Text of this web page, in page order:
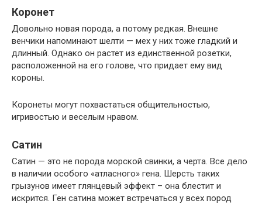
Коронет
Довольно новая порода, а потому редкая. Внешне
венчики напоминают шелти — мех у них тоже гладкий и
длинный. Однако он растет из единственной розетки,
расположенной на его голове, что придает ему вид
короны.
Коронеты могут похвастаться общительностью,
игривостью и веселым нравом.
Сатин
Сатин — это не порода морской свинки, а черта. Все дело
в наличии особого «атласного» гена. Шерсть таких
грызунов имеет глянцевый эффект – она блестит и
искрится. Ген сатина может встречаться у всех пород